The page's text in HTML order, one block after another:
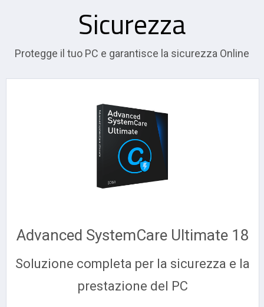
Sicurezza
Protegge il tuo PC e garantisce la sicurezza Online
Advanced SystemCare Ultimate 18
Soluzione completa per la sicurezza e la
prestazione del PC